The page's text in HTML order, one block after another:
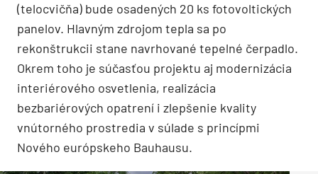
(telocvičňa) bude osadených 20 ks fotovoltických
panelov. Hlavným zdrojom tepla sa po
rekonštrukcii stane navrhované tepelné čerpadlo.
Okrem toho je súčasťou projektu aj modernizácia
interiérového osvetlenia, realizácia
bezbariérových opatrení i zlepšenie kvality
vnútorného prostredia v súlade s princípmi
Nového európskeho Bauhausu.